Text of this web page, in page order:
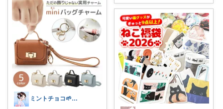
ミントチョコ🌱いつもありがとう